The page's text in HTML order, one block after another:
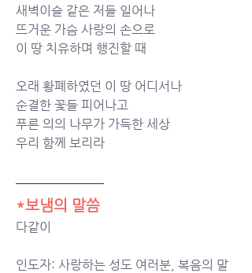
새벽이슬 같은 저들 일어나
뜨거운 가슴 사랑의 손으로
이 땅 치유하며 행진할 때
오래 황폐하였던 이 땅 어디서나
순결한 꽃들 피어나고
푸른 의의 나무가 가득한 세상
우리 함께 보리라
*보냄의 말씀
다같이
인도자: 사랑하는 성도 여러분, 복음의 말